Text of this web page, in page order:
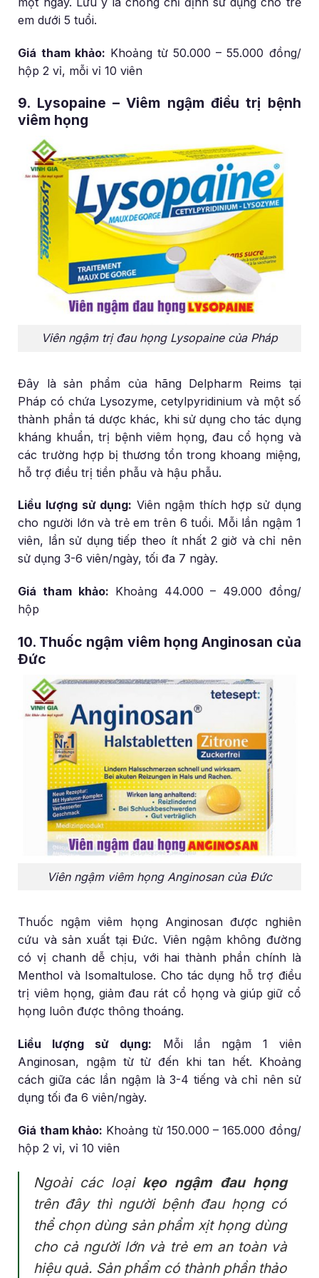
em dưới 5 tuổi.
Giá tham khảo: Khoảng từ 50.000 – 55.000 đồng/
hộp 2 vỉ, mỗi vỉ 10 viên
9. Lysopaine – Viêm ngậm điều trị bệnh
viêm họng
Viên ngậm trị đau họng Lysopaine của Pháp
Đây là sản phẩm của hãng Delpharm Reims tại
Pháp có chứa Lysozyme, cetylpyridinium và một số
thành phần tá dược khác, khi sử dụng cho tác dụng
kháng khuẩn, trị bệnh viêm họng, đau cổ họng và
các trường hợp bị thương tổn trong khoang miệng,
hỗ trợ điều trị tiền phẫu và hậu phẫu.
Liều lượng sử dụng: Viên ngậm thích hợp sử dụng
cho người lớn và trẻ em trên 6 tuổi. Mỗi lần ngậm 1
viên, lần sử dụng tiếp theo ít nhất 2 giờ và chỉ nên
sử dụng 3-6 viên/ngày, tối đa 7 ngày.
Giá tham khảo: Khoảng 44.000 – 49.000 đồng/
hộp
10. Thuốc ngậm viêm họng Anginosan của
Đức
Viên ngậm viêm họng Anginosan của Đức
Thuốc ngậm viêm họng Anginosan được nghiên
cứu và sản xuất tại Đức. Viên ngậm không đường
có vị chanh dễ chịu, với hai thành phần chính là
Menthol và Isomaltulose. Cho tác dụng hỗ trợ điều
trị viêm họng, giảm đau rát cổ họng và giúp giữ cổ
họng luôn được thông thoáng.
Liều lượng sử dụng: Mỗi lần ngậm 1 viên
Anginosan, ngậm từ từ đến khi tan hết. Khoảng
cách giữa các lần ngậm là 3-4 tiếng và chỉ nên sử
dụng tối đa 6 viên/ngày.
Giá tham khảo: Khoảng từ 150.000 – 165.000 đồng/
hộp 2 vỉ, vỉ 10 viên
Ngoài các loại kẹo ngậm đau họng
trên đây thì người bệnh đau họng có
thể chọn dùng sản phẩm xịt họng dùng
cho cả người lớn và trẻ em an toàn và
hiệu quả. Sản phẩm có thành phần thảo